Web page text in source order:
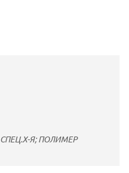
СПЕЦ.Х-Я; ПОЛИМЕР